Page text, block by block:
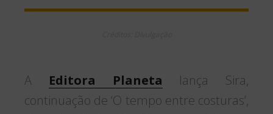
A Editora Planeta lança Sira,
continuação de ‘O tempo entre costuras’,